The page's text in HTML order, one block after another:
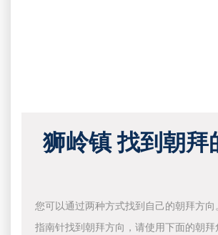
狮岭镇 找到朝拜
您可以通过两种方式找到自己的朝拜方
指南针找到朝拜方向，请使用下面的朝